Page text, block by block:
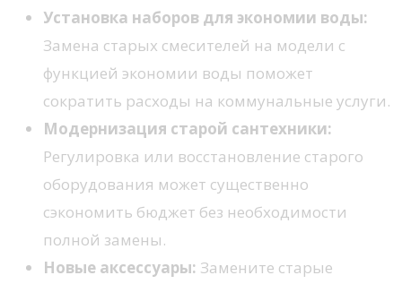
Установка наборов для экономии воды:
Замена старых смесителей на модели с
функцией экономии воды поможет
сократить расходы на коммунальные услуги.
Модернизация старой сантехники:
Регулировка или восстановление старого
оборудования может существенно
сэкономить бюджет без необходимости
полной замены.
Новые аксессуары: Замените старые